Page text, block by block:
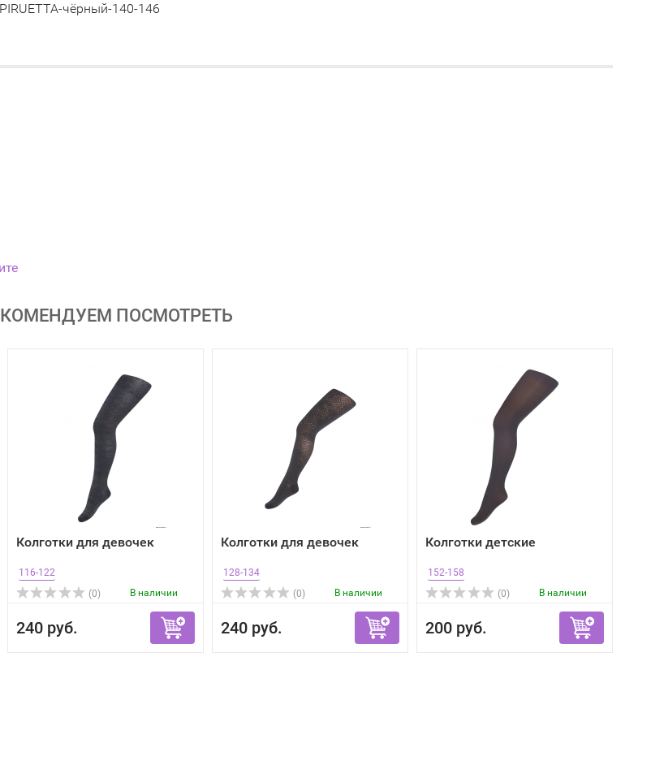
PIRUETTA-чёрный-140-146
ПОСМОТРЕТЬ
Колготки для девочек
116-122
(0)
В наличии
240 руб.
Колготки для девочек
128-134
(0)
В наличии
240 руб.
Колготки детские
152-158
(0)
В наличии
200 руб.